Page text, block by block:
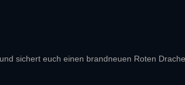
sichert euch einen brandneuen Roten